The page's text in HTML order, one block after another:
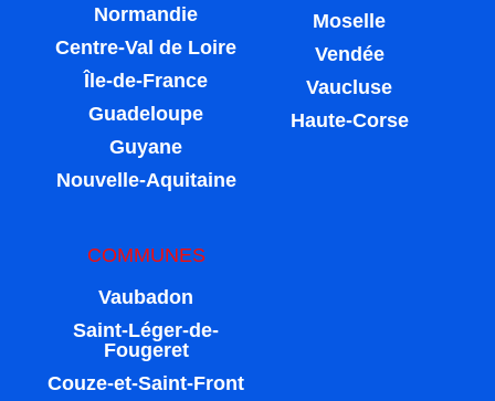
Normandie
Centre-Val de Loire
Île-de-France
Guadeloupe
Guyane
Nouvelle-Aquitaine
Moselle
Vendée
Vaucluse
Haute-Corse
COMMUNES
Vaubadon
Saint-Léger-de-
Fougeret
Couze-et-Saint-Front